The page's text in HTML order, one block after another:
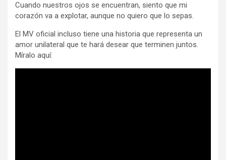
Cuando nuestros ojos se encuentran, siento que mi
corazón va a explotar, aunque no quiero que lo sepas.
El MV oficial incluso tiene una historia que representa un
amor unilateral que te hará desear que terminen juntos.
Míralo aquí: